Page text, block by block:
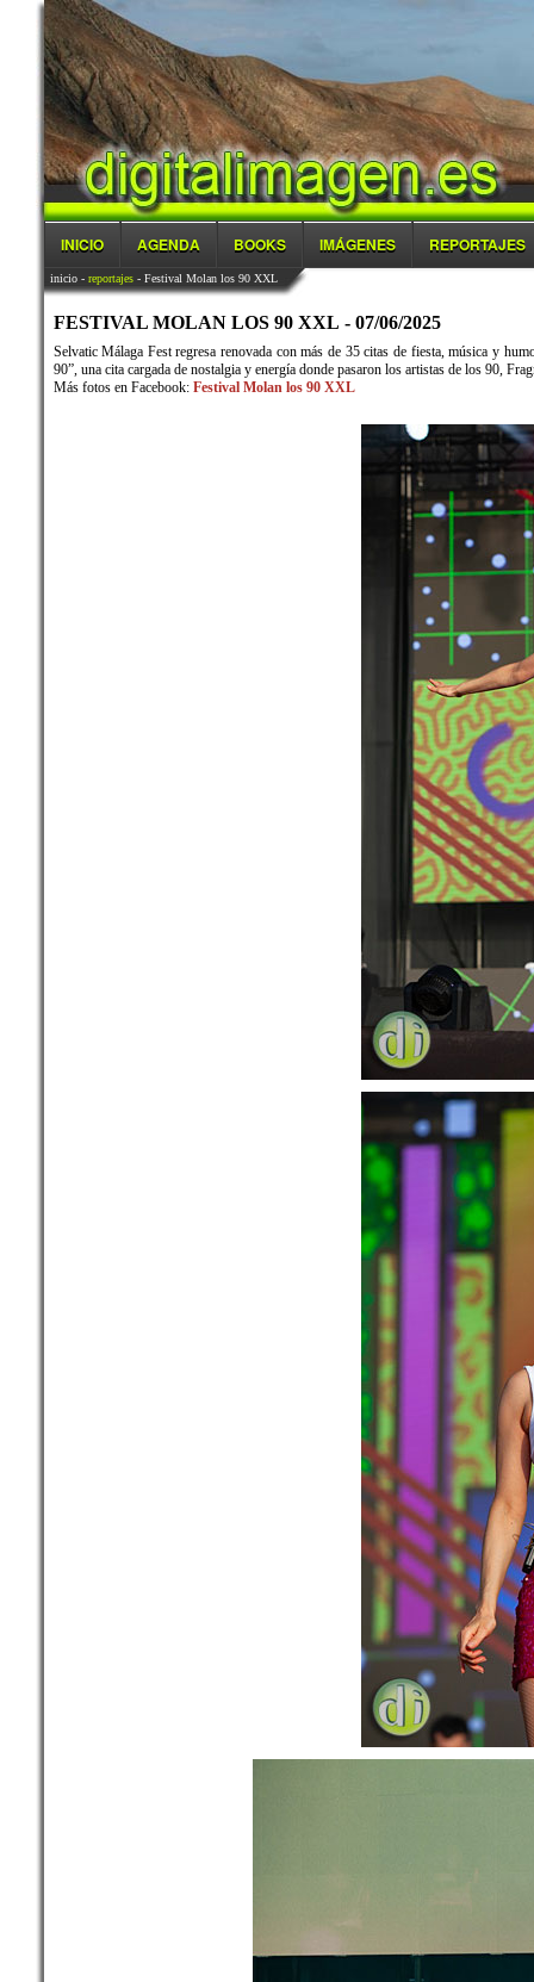
INICIO AGENDA BOOKS IMÁGENES REPORTAJES
inicio- reportajes- Festival Molan los 90 XXL
FESTIVAL MOLAN LOS 90 XXL - 07/06/2025
Selvatic Málaga Fest regresa renovada con más de 35 citas de fiesta, música y
90”, una cita cargada de nostalgia y energía donde pasaron los artistas de los 90,
Más fotos en Facebook: Festival Molan los 90 XXL